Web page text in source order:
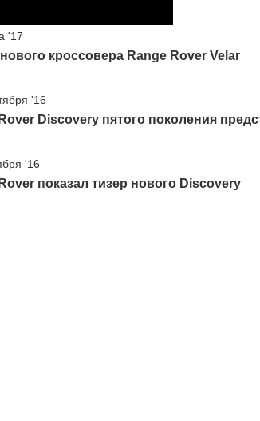
'17
кроссовера Range Rover Velar
'16
Discovery пятого поколения
'16
показал тизер нового Discovery